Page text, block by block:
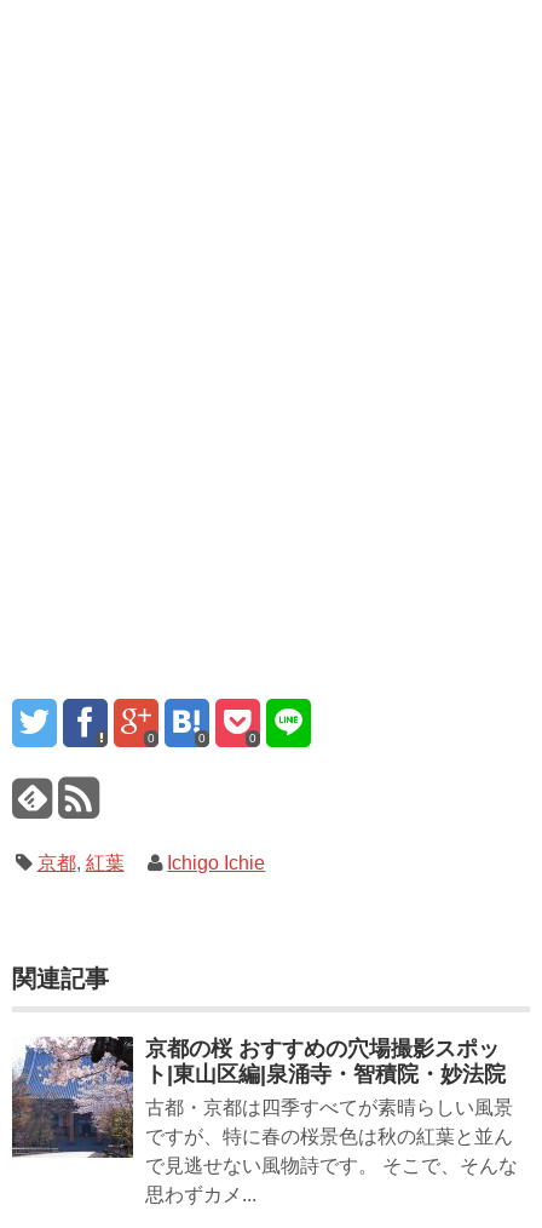
0 0 0
京都, 紅葉 Ichigo Ichie
関連記事
京都の桜 おすすめの穴場撮影スポッ
ト|東山区編|泉涌寺・智積院・妙法院
古都・京都は四季すべてが素晴らしい風景
ですが、特に春の桜景色は秋の紅葉と並ん
で見逃せない風物詩です。 そこで、そんな
思わずカメ...